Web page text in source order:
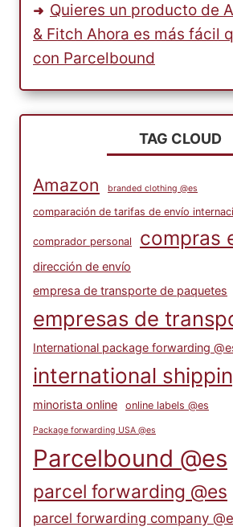
Quieres un producto de
& Fitch Ahora es más fácil
con Parcelbound
TAG CLOUD
Amazon branded clothing @es
comparación de tarifas de envío
comprador personal compras
dirección de envío
empresa de transporte de paquetes
empresas de
International package forwarding
international
minorista online online labels @es
Package forwarding USA @es
Parcelbound @es
parcel forwarding @es
parcel forwarding company